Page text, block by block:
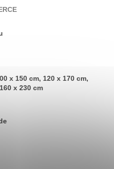
x 150 cm, 120 x 170 cm,
x 230 cm